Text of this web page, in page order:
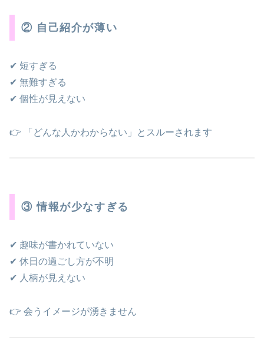
② 自己紹介が薄い
✔ 短すぎる
✔ 無難すぎる
✔ 個性が見えない
👉 「どんな人かわからない」とスルーされます
③ 情報が少なすぎる
✔ 趣味が書かれていない
✔ 休日の過ごし方が不明
✔ 人柄が見えない
👉 会うイメージが湧きません